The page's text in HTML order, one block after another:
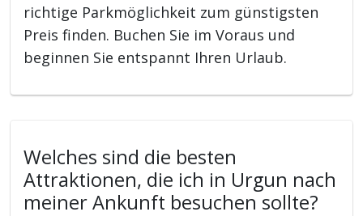
richtige Parkmöglichkeit zum günstigsten
Preis finden. Buchen Sie im Voraus und
beginnen Sie entspannt Ihren Urlaub.
Welches sind die besten
Attraktionen, die ich in Urgun nach
meiner Ankunft besuchen sollte?